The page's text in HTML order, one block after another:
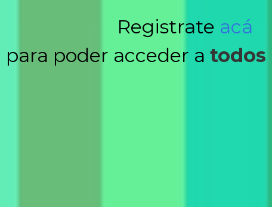
Registrate acá
para poder acceder a todos